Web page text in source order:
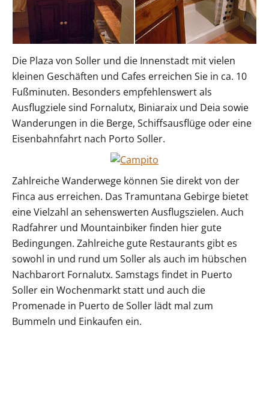
Die Plaza von Soller und die Innenstadt mit vielen
kleinen Geschäften und Cafes erreichen Sie in ca. 10
Fußminuten. Besonders empfehlenswert als
Ausflugziele sind Fornalutx, Biniaraix und Deia sowie
Wanderungen in die Berge, Schiffsausflüge oder eine
Eisenbahnfahrt nach Porto Soller.
Zahlreiche Wanderwege können Sie direkt von der
Finca aus erreichen. Das Tramuntana Gebirge bietet
eine Vielzahl an sehenswerten Ausflugszielen. Auch
Radfahrer und Mountainbiker finden hier gute
Bedingungen. Zahlreiche gute Restaurants gibt es
sowohl in und rund um Soller als auch im hübschen
Nachbarort Fornalutx. Samstags findet in Puerto
Soller ein Wochenmarkt statt und auch die
Promenade in Puerto de Soller lädt mal zum
Bummeln und Einkaufen ein.